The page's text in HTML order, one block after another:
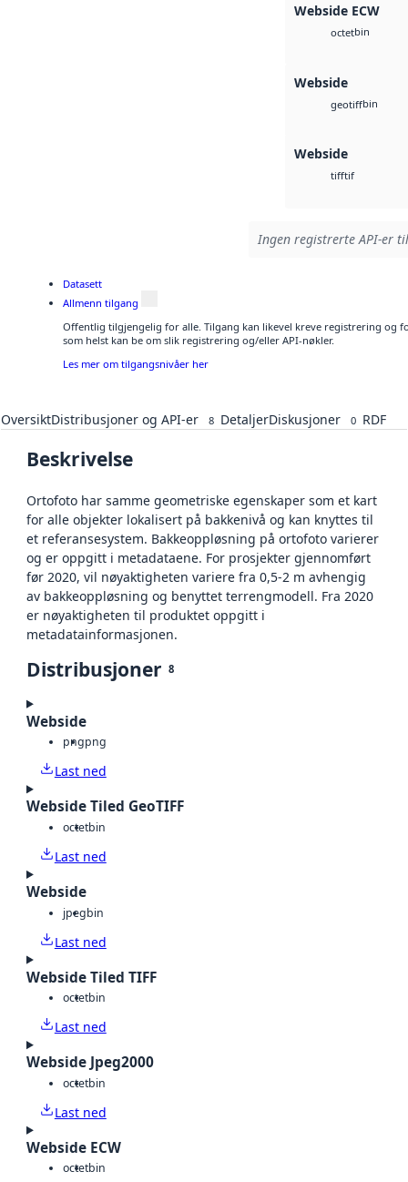
Webside ECW
octetbin
Webside
geotiffbin
Webside
tifftif
Ingen registrerte API-er
Datasett
Allmenn tilgang
Offentlig tilgjengelig for alle. Tilgang kan likevel kreve registrering og
som helst kan be om slik registrering og/eller API-nøkler.
Les mer om tilgangsnivåer her
OversiktDistribusjoner og API-er 8 DetaljerDiskusjoner 0 RDF
Beskrivelse
Ortofoto har samme geometriske egenskaper som et kart
for alle objekter lokalisert på bakkenivå og kan knyttes til
et referansesystem. Bakkeoppløsning på ortofoto varierer
og er oppgitt i metadataene. For prosjekter gjennomført
før 2020, vil nøyaktigheten variere fra 0,5-2 m avhengig
av bakkeoppløsning og benyttet terrengmodell. Fra 2020
er nøyaktigheten til produktet oppgitt i
metadatainformasjonen.
Distribusjoner 8
Webside
pngpng
Last ned
Webside Tiled GeoTIFF
octetbin
Last ned
Webside
jpegbin
Last ned
Webside Tiled TIFF
octetbin
Last ned
Webside Jpeg2000
octetbin
Last ned
Webside ECW
octetbin